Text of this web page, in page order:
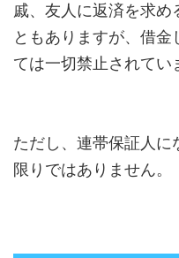
戚、友人に返済を求め
ともありますが、借
ては一切禁止されてい
ただし、連帯保証人
限りではありません。